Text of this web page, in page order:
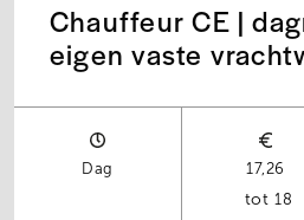
Chauffeur CE |
eigen vaste
Dag
17,26
18